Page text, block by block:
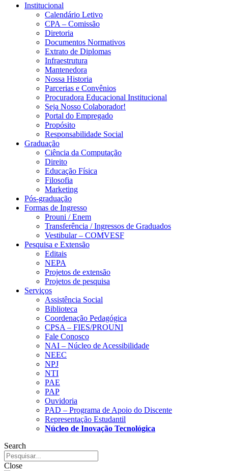
Institucional
Calendário Letivo
CPA – Comissão
Diretoria
Documentos Normativos
Extrato de Diplomas
Infraestrutura
Mantenedora
Nossa Historia
Parcerias e Convênios
Procuradora Educacional Institucional
Seja Nosso Colaborador!
Portal do Empregado
Propósito
Responsabilidade Social
Graduação
Ciência da Computação
Direito
Educação Física
Filosofia
Marketing
Pós-graduação
Formas de Ingresso
Prouni / Enem
Transferência / Ingressos de Graduados
Vestibular – COMVESF
Pesquisa e Extensão
Editais
NEPA
Projetos de extensão
Projetos de pesquisa
Serviços
Assistência Social
Biblioteca
Coordenação Pedagógica
CPSA – FIES/PROUNI
Fale Conosco
NAI – Núcleo de Acessibilidade
NEEC
NPJ
NTI
PAE
PAP
Ouvidoria
PAD – Programa de Apoio do Discente
Representação Estudantil
Núcleo de Inovação Tecnológica
Search
Close